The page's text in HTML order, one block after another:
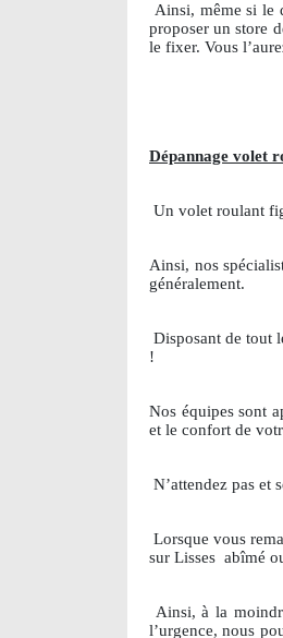
Ainsi, même si le
proposer un store
le fixer. Vous
Dépannage volet
Un volet roulant
Ainsi, nos
généralement.
Disposant de tout
!
Nos équipes sont
et le confort de
N’attendez pas et
Lorsque vous
sur Lisses abîmé
Ainsi, à la
l’urgence, nous